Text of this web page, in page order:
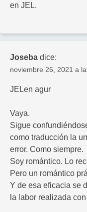
en JEL.
Joseba dice:
noviembre 26, 2021 a
JELen agur
Vaya.
Sigue
como traducción la
error. Como siempre.
Soy romántico. Lo
Pero un romántico
Y de esa eficacia se
la labor realizada